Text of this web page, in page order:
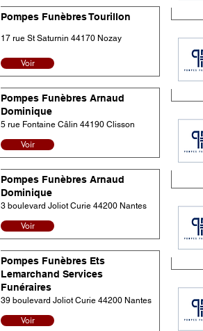
Pompes Funèbres Tourillon
17 rue St Saturnin 44170 Nozay
Voir
Pompes Funèbres Arnaud
Dominique
5 rue Fontaine Câlin 44190 Clisson
Voir
Pompes Funèbres Arnaud
Dominique
3 boulevard Joliot Curie 44200 Nantes
Voir
Pompes Funèbres Ets
Lemarchand Services
Funéraires
39 boulevard Joliot Curie 44200 Nantes
Voir